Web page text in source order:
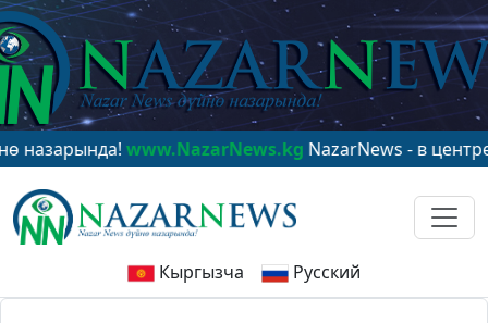
www.NazarNews.kgNazarNews - в центре
Кыргызча Русский